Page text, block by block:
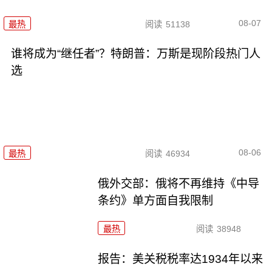
最热 阅读 51138 08-07
谁将成为“继任者”？特朗普：万斯是现阶段热门人
选
最热 阅读 46934 08-06
俄外交部：俄将不再维持《中导
条约》单方面自我限制
最热 阅读 38948
报告：美关税税率达1934年以来